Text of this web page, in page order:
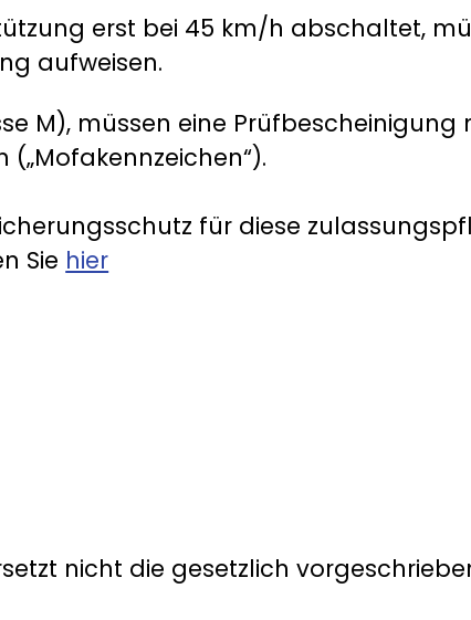
erst bei 45 km/h abschaltet,
aufweisen.
M), müssen eine Prüfbescheinigung
für diese
Sie hier
nicht die gesetzlich